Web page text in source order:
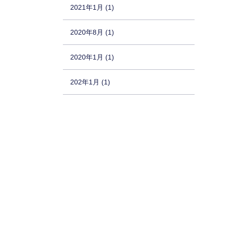
2021年1月 (1)
2020年8月 (1)
2020年1月 (1)
202年1月 (1)